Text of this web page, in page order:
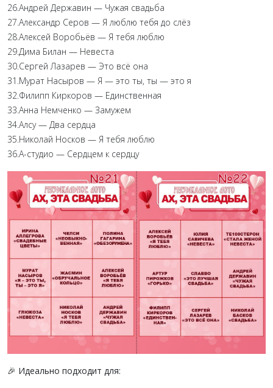
26.Андрей Державин — Чужая свадьба
27.Александр Серов — Я люблю тебя до слёз
28.Алексей Воробьёв — Я тебя люблю
29.Дима Билан — Невеста
30.Сергей Лазарев — Это всё она
31.Мурат Насыров — Я — это ты, ты — это я
32.Филипп Киркоров — Единственная
33.Анна Немченко — Замужем
34.Алсу — Два сердца
35.Николай Носков — Я тебя люблю
36.А-студио — Сердцем к сердцу
🎉 Идеально подходит для: